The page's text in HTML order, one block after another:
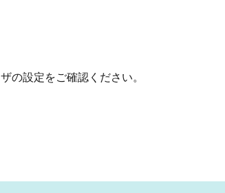
の設定をご確認ください。